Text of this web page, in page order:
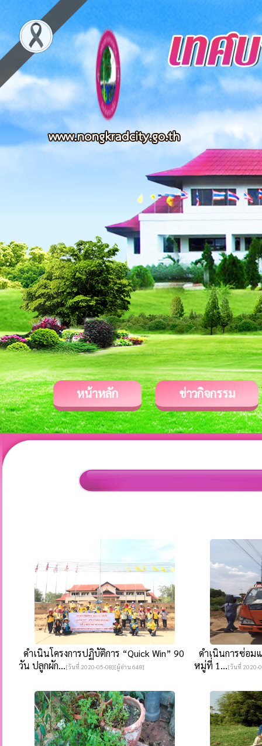
หน้าหลัก ข่าวกิจกรรม
ดำเนินโครงการปฏิบัติการ “Quick Win” 90
วัน ปลูกผัก...[วันที่ 2020-05-08][ผู้อ่าน 648]
ดำเนินการซ่อม
หมู่ที่ 1...[วันที่ 2020-